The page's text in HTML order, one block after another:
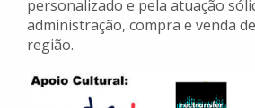
personalizado e pela atuação
administração, compra e venda
região.